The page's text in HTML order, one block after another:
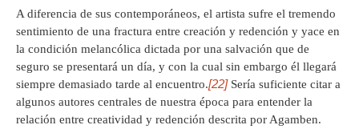
A diferencia de sus contemporáneos, el artista sufre el tremendo
sentimiento de una fractura entre creación y redención y yace en
la condición melancólica dictada por una salvación que de
seguro se presentará un día, y con la cual sin embargo él llegará
siempre demasiado tarde al encuentro.[22]Sería suficiente citar a
algunos autores centrales de nuestra época para entender la
relación entre creatividad y redención descrita por Agamben.